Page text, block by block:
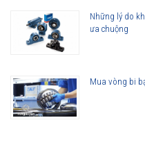
Những lý do
ưa chuộng
Mua vòng bi